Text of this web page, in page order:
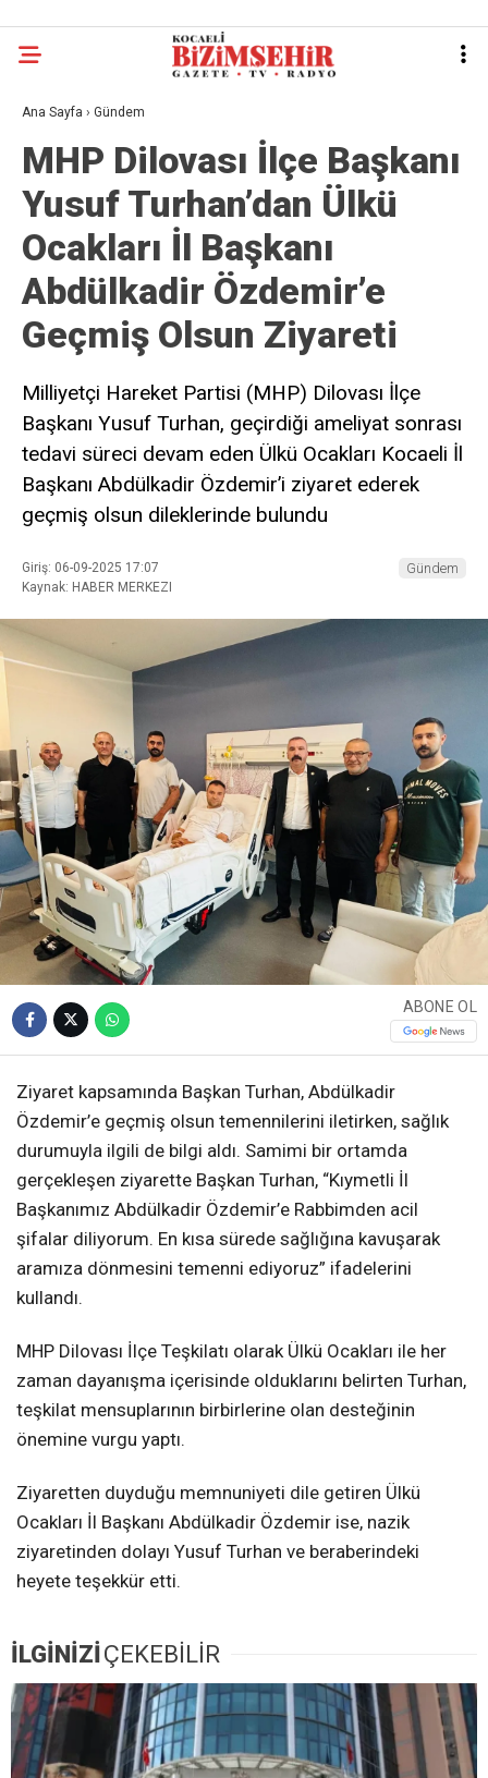
Ana Sayfa › Gündem
MHP Dilovası İlçe Başkanı
Yusuf Turhan’dan Ülkü
Ocakları İl Başkanı
Abdülkadir Özdemir’e
Geçmiş Olsun Ziyareti
Milliyetçi Hareket Partisi (MHP) Dilovası İlçe
Başkanı Yusuf Turhan, geçirdiği ameliyat sonrası
tedavi süreci devam eden Ülkü Ocakları Kocaeli İl
Başkanı Abdülkadir Özdemir’i ziyaret ederek
geçmiş olsun dileklerinde bulundu
Giriş: 06-09-2025 17:07
Kaynak: HABER MERKEZI
Gündem
ABONE OL
Ziyaret kapsamında Başkan Turhan, Abdülkadir
Özdemir’e geçmiş olsun temennilerini iletirken, sağlık
durumuyla ilgili de bilgi aldı. Samimi bir ortamda
gerçekleşen ziyarette Başkan Turhan, “Kıymetli İl
Başkanımız Abdülkadir Özdemir’e Rabbimden acil
şifalar diliyorum. En kısa sürede sağlığına kavuşarak
aramıza dönmesini temenni ediyoruz” ifadelerini
kullandı.
MHP Dilovası İlçe Teşkilatı olarak Ülkü Ocakları ile her
zaman dayanışma içerisinde olduklarını belirten Turhan,
teşkilat mensuplarının birbirlerine olan desteğinin
önemine vurgu yaptı.
Ziyaretten duyduğu memnuniyeti dile getiren Ülkü
Ocakları İl Başkanı Abdülkadir Özdemir ise, nazik
ziyaretinden dolayı Yusuf Turhan ve beraberindeki
heyete teşekkür etti.
İLGİNİZİÇEKEBİLİR